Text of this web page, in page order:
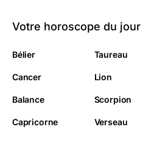
Votre horoscope du jour
Bélier Taureau
Cancer Lion
Balance Scorpion
Capricorne Verseau